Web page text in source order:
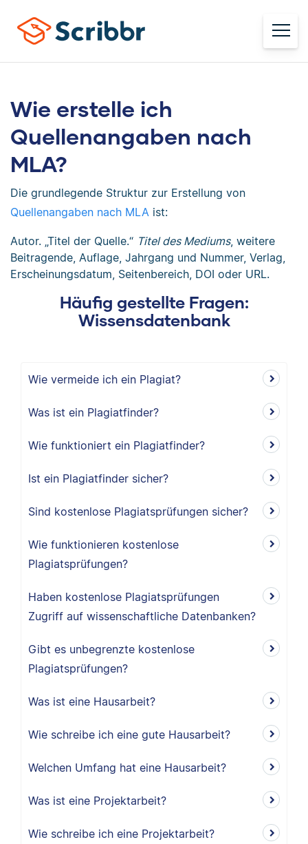
Wie erstelle ich
Quellenangaben nach
MLA?
Die grundlegende Struktur zur Erstellung von
Quellenangaben nach MLA ist:
Autor. „Titel der Quelle.“ Titel des Mediums, weitere
Beitragende, Auflage, Jahrgang und Nummer, Verlag,
Erscheinungsdatum, Seitenbereich, DOI oder URL.
Häufig gestellte Fragen:
Wissensdatenbank
Wie vermeide ich ein Plagiat?
Was ist ein Plagiatfinder?
Wie funktioniert ein Plagiatfinder?
Ist ein Plagiatfinder sicher?
Sind kostenlose Plagiatsprüfungen sicher?
Wie funktionieren kostenlose
Plagiatsprüfungen?
Haben kostenlose Plagiatsprüfungen
Zugriff auf wissenschaftliche Datenbanken?
Gibt es unbegrenzte kostenlose
Plagiatsprüfungen?
Was ist eine Hausarbeit?
Wie schreibe ich eine gute Hausarbeit?
Welchen Umfang hat eine Hausarbeit?
Was ist eine Projektarbeit?
Wie schreibe ich eine Projektarbeit?